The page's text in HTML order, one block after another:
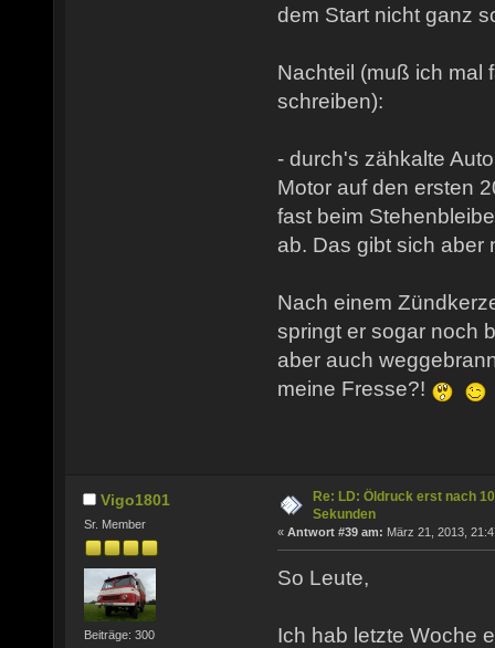
dem Start nicht ganz
Nachteil (muß ich mal
schreiben):
- durch's zähkalte
Motor auf den ersten
fast beim
ab. Das gibt sich aber
Nach einem
springt er sogar noch
aber auch
meine Fresse?!
Vigo1801
Sr. Member
Beiträge: 300
Re: LD: Öldruck erst nach 10
Sekunden
« Antwort #39 am: März 21, 2013,
So Leute,
Ich hab letzte Woche